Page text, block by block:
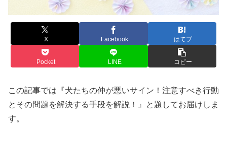
X Facebook はてブ
Pocket LINE コピー
この記事では『犬たちの仲が悪いサイン！注意すべき行動
とその問題を解決する手段を解説！』と題してお届けしま
す。